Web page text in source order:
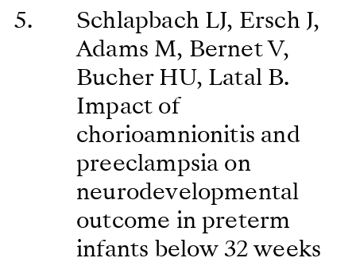
Schlapbach LJ, Ersch J,
Adams M, Bernet V,
Bucher HU, Latal B.
Impact of
chorioamnionitis and
preeclampsia on
neurodevelopmental
outcome in preterm
infants below 32 weeks